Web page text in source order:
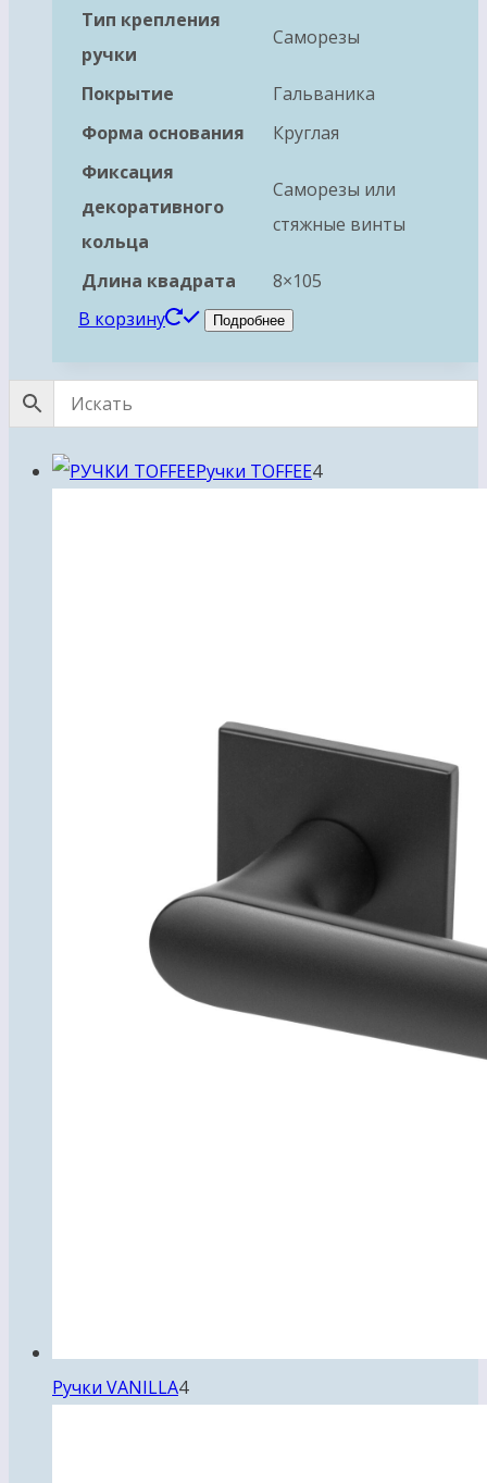
Тип крепления
ручки
Саморезы
Покрытие
Гальваника
Форма основания
Круглая
Фиксация
декоративного
кольца
Саморезы или
стяжные винты
Длина квадрата
8×105
В корзину
Подробнее
Ручки TOFFEE44
Ручки VANILLA44